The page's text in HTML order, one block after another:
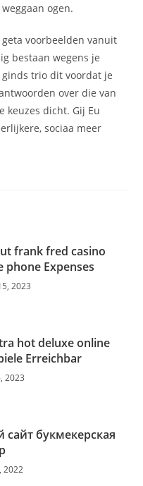
ogen.
voorbeelden vanuit
bestaan wegens je
ginds trio dit voordat je
over die van
keuzes dicht. Gij Eu
sociaa meer
frank fred casino
Expenses
2023
hot deluxe online
Erreichbar
2023
букмекерская
2022